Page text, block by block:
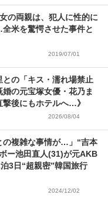
の両親は、犯人に性的に
米を驚愕させた事件と
2019/07/01
の「キス・濡れ場禁止
の元宝塚女優・花乃ま
撃後にもホテルへ…》
2026/08/04
の複雑な事情が…」“吉本
ー池田直人(31)が元AKB
3日“超親密”韓国旅行
2024/12/02